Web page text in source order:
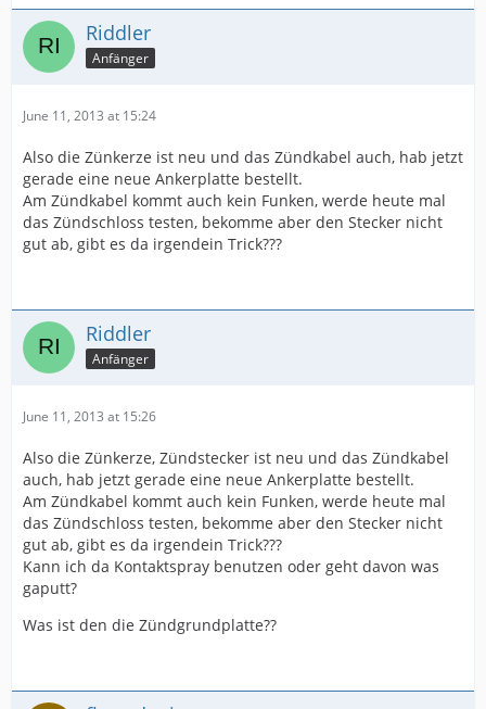
Riddler
Anfänger
June 11, 2013 at 15:24
Also die Zünkerze ist neu und das Zündkabel auch, hab jetzt
gerade eine neue Ankerplatte bestellt.
Am Zündkabel kommt auch kein Funken, werde heute mal
das Zündschloss testen, bekomme aber den Stecker nicht
gut ab, gibt es da irgendein Trick???
Riddler
Anfänger
June 11, 2013 at 15:26
Also die Zünkerze, Zündstecker ist neu und das Zündkabel
auch, hab jetzt gerade eine neue Ankerplatte bestellt.
Am Zündkabel kommt auch kein Funken, werde heute mal
das Zündschloss testen, bekomme aber den Stecker nicht
gut ab, gibt es da irgendein Trick???
Kann ich da Kontaktspray benutzen oder geht davon was
gaputt?
Was ist den die Zündgrundplatte??